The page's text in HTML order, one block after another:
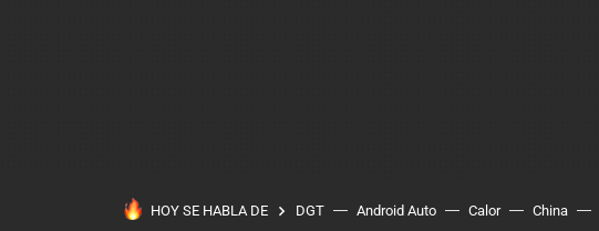
HOY SE HABLA DE DGT Android Auto Calor China